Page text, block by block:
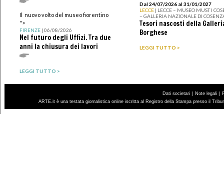
Il nuovo volto del museo fiorentino
">
FIRENZE| 06/08/2026
Nel futuro degli Uffizi. Tra due
anni la chiusura dei lavori
LEGGI TUTTO >
Dal 24/07/2026 al 31/01/2027
LECCE | LECCE – MUSEO MUST I
– GALLERIA NAZIONALE DI
Tesori nascosti della
Borghese
LEGGI TUTTO >
Dati societari | Note legali |
ARTE.it è una testata giornalistica online iscritta al Registro della Stampa presso il